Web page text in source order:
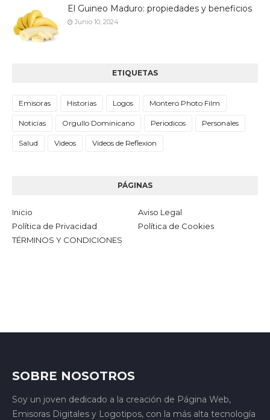
El Guineo Maduro: propiedades y beneficios
Junio 10, 2024
ETIQUETAS
Emisoras Historias Logos Montero Photo Film
Noticias Orgullo Dominicano Periodicos Personales
Salud Videos Videos de Reflexion
PÁGINAS
Inicio
Aviso Legal
Política de Privacidad
Política de Cookies
TÉRMINOS Y CONDICIONES
SOBRE NOSOTROS
Soy un joven dedicado a la creación de Página Web,
Emisoras Digitales y Logotipos, con la más alta tecnología